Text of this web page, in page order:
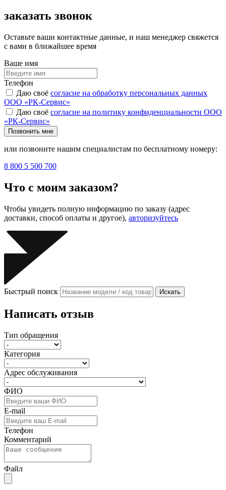
заказать звонок
Оставьте ваши контактные данные, и наш менеджер свяжется
с вами в ближайшее время
Ваше имя
Телефон
Даю своё согласие на обработку персональных данных
ООО «РК-Сервис»
Даю своё согласие на политику конфиденциальности ООО
«РК-Сервис»
Позвонить мне
или позвоните нашим специалистам по бесплатному номеру:
8 800 5 500 700
Что с моим заказом?
Чтобы увидеть полную информацию по заказу (адрес
доставки, способ оплаты и другое), авторизуйтесь
Быстрый поиск Искать
Написать отзыв
Тип обращения
Категория
Адрес обслуживания
ФИО
E-mail
Телефон
Комментарий
Файл